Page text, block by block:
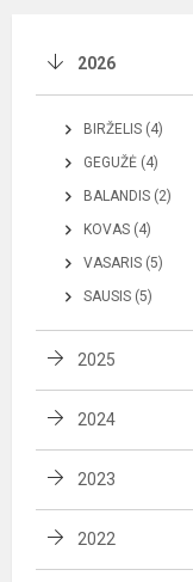
2026
BIRŽELIS (4)
GEGUŽĖ (4)
BALANDIS (2)
KOVAS (4)
VASARIS (5)
SAUSIS (5)
2025
2024
2023
2022